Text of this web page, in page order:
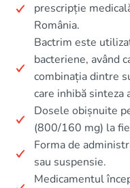
prescripție
România.
Bactrim este
bacteriene, având
combinația dintre
care inhibă sinteza
Dosele obișnuite
(800/160 mg) la
Forma de
sau suspensie.
Medicamentul